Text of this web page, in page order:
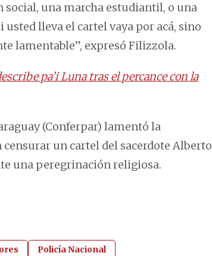
social, una marcha estudiantil, o una
usted lleva el cartel vaya por acá, sino
lamentable”, expresó Filizzola.
pa’i Luna tras el percance con la
(Conferpar) lamentó la
un cartel del sacerdote Alberto
una peregrinación religiosa.
Policía Nacional